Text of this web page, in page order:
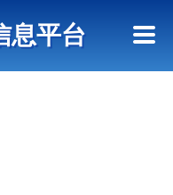
息平台